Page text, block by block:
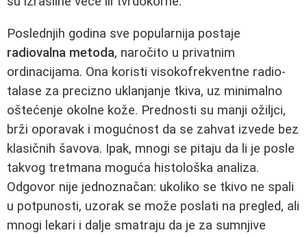
Poslednjih godina sve popularnija postaje
radiovalna metoda, naročito u privatnim
ordinacijama. Ona koristi visokofrekventne radio-
talase za precizno uklanjanje tkiva, uz minimalno
oštećenje okolne kože. Prednosti su manji ožiljci,
brži oporavak i mogućnost da se zahvat izvede bez
klasičnih šavova. Ipak, mnogi se pitaju da li je posle
takvog tretmana moguća histološka analiza.
Odgovor nije jednoznačan: ukoliko se tkivo ne spali
u potpunosti, uzorak se može poslati na pregled, ali
mnogi lekari i dalje smatraju da je za sumnjive